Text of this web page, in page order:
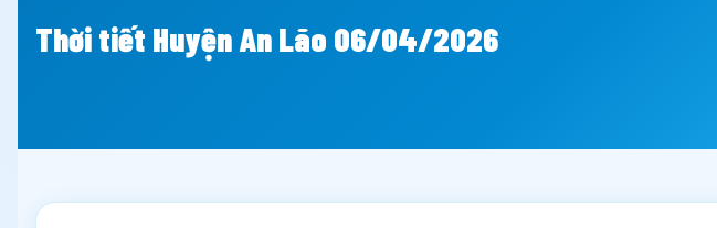
Thời tiết Huyện An Lão 06/04/2026